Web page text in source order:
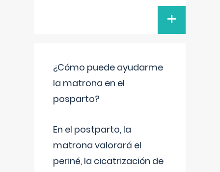
+
¿Cómo puede ayudarme
la matrona en el
posparto?
En el postparto, la
matrona valorará el
periné, la cicatrización de